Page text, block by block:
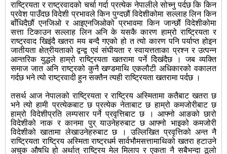
राष्ट्रियता र राष्ट्रवादको चर्चा गर्दा प्रत्येक नेपालीले सोच्नु पर्दछ कि किन
प्रवेश पाउँदछ विदेशी प्रभावले किन पुग्दछौं विदेशीकोमा सल्लाह लिन किन
बाँधिदैछौं एनजिओ र आइएनजिओको प्रभावमा किन जान्छौं विदेशीकोमा
सत्ता टिकाउन सल्लाह लिन अनि के यसकै कारण हाम्रो राष्ट्रियता र
राष्ट्रवाद खिइंदै खतरा मय बन्दै गएको हो त त्यो कारण पनि पर्याप्त होइन
जातीयता क्षेत्रीयताको द्वन्द्व एवं संघीयता र स्वायत्तताका प्रश्न र उत्पन्न
आन्तरिक युद्धले हाम्रो राष्ट्रियता खतरामा पर्ने देिखंदैछ । जब व्यक्ति
समाज जात अनि राष्ट्रको कुनै खण्डमाथि एकलौटी अधिकारको वकालत
गर्दछ भने त्यो राष्ट्रवादी हुन सक्तैन त्यही राष्ट्रियता खतरामा पर्दछ ।
तसर्थ आज नेपालको राष्ट्रियता र राष्ट्रिय अस्मितामा कतैबाट खतरा छ
भने त्यो हामी प्रत्येकबाट छ प्रत्येक नेताबाट छ हाम्रो कमजोरीबाट छ
हाम्रो विदेशीप्रति लम्पसार पर्ने प्रवृत्तिबाट छ । आफ्नो आङको छारो
विदेशीको नाक र कानमा पुर् याउनेहरुबाट छ आफ्नो भाइको कमजोरी
विदेशीको खातामा लेखाउनेहरुबाट छ । उल्लिखित प्रवृत्तिको अन्त नै
राष्ट्रियता राष्ट्रिय अस्मिता राष्ट्रधर्म सार्वभौमसत्तामाथिको खतरा हटाउने
अचुक औषधि हो अर्थात् राष्ट्रिय मेल मिलाप र एकता नै सबैभन्दा ठूलो